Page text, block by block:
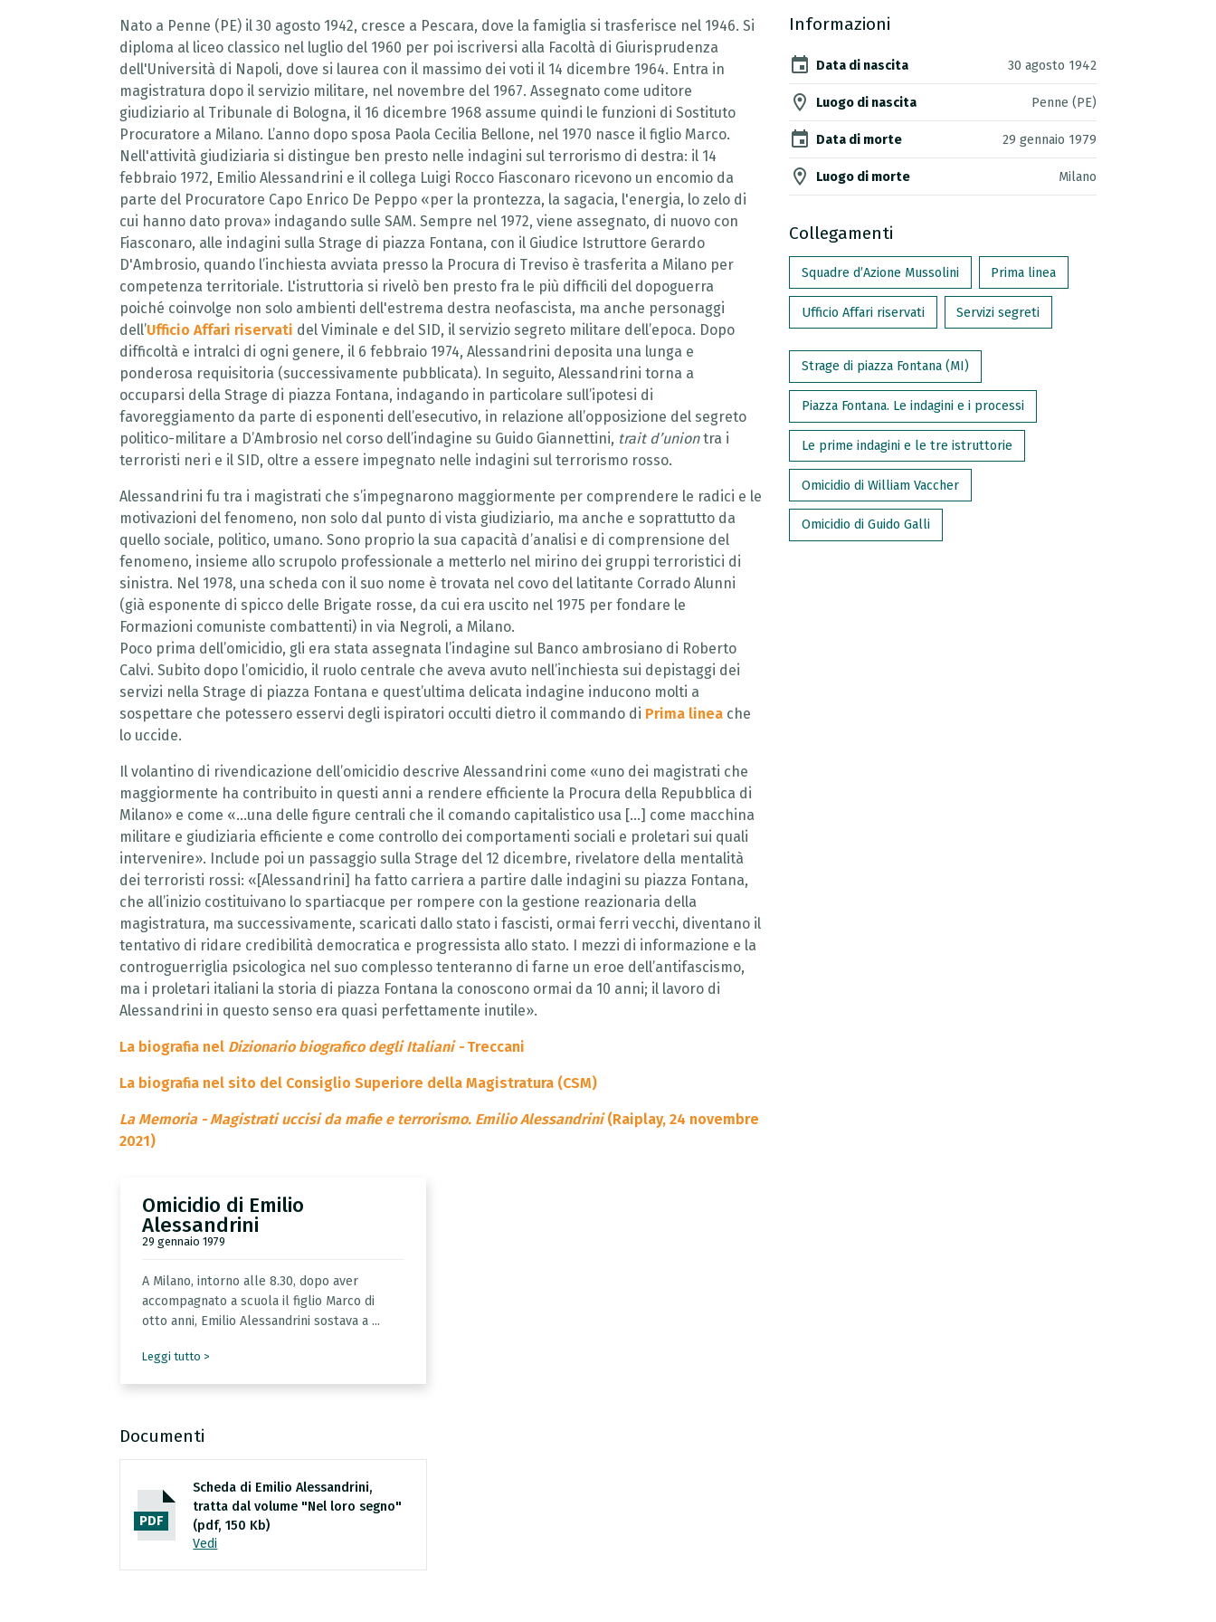
Nato a Penne (PE) il 30 agosto 1942, cresce a Pescara, dove la famiglia si trasferisce nel 1946. Si
diploma al liceo classico nel luglio del 1960 per poi iscriversi alla Facoltà di Giurisprudenza
dell'Università di Napoli, dove si laurea con il massimo dei voti il 14 dicembre 1964. Entra in
magistratura dopo il servizio militare, nel novembre del 1967. Assegnato come uditore
giudiziario al Tribunale di Bologna, il 16 dicembre 1968 assume quindi le funzioni di Sostituto
Procuratore a Milano. L’anno dopo sposa Paola Cecilia Bellone, nel 1970 nasce il figlio Marco.
Nell'attività giudiziaria si distingue ben presto nelle indagini sul terrorismo di destra: il 14
febbraio 1972, Emilio Alessandrini e il collega Luigi Rocco Fiasconaro ricevono un encomio da
parte del Procuratore Capo Enrico De Peppo «per la prontezza, la sagacia, l'energia, lo zelo di
cui hanno dato prova» indagando sulle SAM. Sempre nel 1972, viene assegnato, di nuovo con
Fiasconaro, alle indagini sulla Strage di piazza Fontana, con il Giudice Istruttore Gerardo
D'Ambrosio, quando l’inchiesta avviata presso la Procura di Treviso è trasferita a Milano per
competenza territoriale. L'istruttoria si rivelò ben presto fra le più difficili del dopoguerra
poiché coinvolge non solo ambienti dell'estrema destra neofascista, ma anche personaggi
dell’Ufficio Affari riservati del Viminale e del SID, il servizio segreto militare dell’epoca. Dopo
difficoltà e intralci di ogni genere, il 6 febbraio 1974, Alessandrini deposita una lunga e
ponderosa requisitoria (successivamente pubblicata). In seguito, Alessandrini torna a
occuparsi della Strage di piazza Fontana, indagando in particolare sull’ipotesi di
favoreggiamento da parte di esponenti dell’esecutivo, in relazione all’opposizione del segreto
politico-militare a D’Ambrosio nel corso dell’indagine su Guido Giannettini, trait d’uniontra i
terroristi neri e il SID, oltre a essere impegnato nelle indagini sul terrorismo rosso.
Alessandrini fu tra i magistrati che s’impegnarono maggiormente per comprendere le radici e le
motivazioni del fenomeno, non solo dal punto di vista giudiziario, ma anche e soprattutto da
quello sociale, politico, umano. Sono proprio la sua capacità d’analisi e di comprensione del
fenomeno, insieme allo scrupolo professionale a metterlo nel mirino dei gruppi terroristici di
sinistra. Nel 1978, una scheda con il suo nome è trovata nel covo del latitante Corrado Alunni
(già esponente di spicco delle Brigate rosse, da cui era uscito nel 1975 per fondare le
Formazioni comuniste combattenti) in via Negroli, a Milano.
Poco prima dell’omicidio, gli era stata assegnata l’indagine sul Banco ambrosiano di Roberto
Calvi. Subito dopo l’omicidio, il ruolo centrale che aveva avuto nell’inchiesta sui depistaggi dei
servizi nella Strage di piazza Fontana e quest’ultima delicata indagine inducono molti a
sospettare che potessero esservi degli ispiratori occulti dietro il commando di Prima linea che
lo uccide.
Il volantino di rivendicazione dell’omicidio descrive Alessandrini come «uno dei magistrati che
maggiormente ha contribuito in questi anni a rendere efficiente la Procura della Repubblica di
Milano» e come «...una delle figure centrali che il comando capitalistico usa [...] come macchina
militare e giudiziaria efficiente e come controllo dei comportamenti sociali e proletari sui quali
intervenire». Include poi un passaggio sulla Strage del 12 dicembre, rivelatore della mentalità
dei terroristi rossi: «[Alessandrini] ha fatto carriera a partire dalle indagini su piazza Fontana,
che all’inizio costituivano lo spartiacque per rompere con la gestione reazionaria della
magistratura, ma successivamente, scaricati dallo stato i fascisti, ormai ferri vecchi, diventano il
tentativo di ridare credibilità democratica e progressista allo stato. I mezzi di informazione e la
controguerriglia psicologica nel suo complesso tenteranno di farne un eroe dell’antifascismo,
ma i proletari italiani la storia di piazza Fontana la conoscono ormai da 10 anni; il lavoro di
Alessandrini in questo senso era quasi perfettamente inutile».
La biografia nel Dizionario biografico degli Italiani - Treccani
La biografia nel sito del Consiglio Superiore della Magistratura (CSM)
La Memoria - Magistrati uccisi da mafie e terrorismo. Emilio Alessandrini(Raiplay, 24 novembre
2021)
Omicidio di Emilio
Alessandrini
29 gennaio 1979
A Milano, intorno alle 8.30, dopo aver
accompagnato a scuola il figlio Marco di
otto anni, Emilio Alessandrini sostava a ...
Leggi tutto >
Documenti
PDF
Scheda di Emilio Alessandrini,
tratta dal volume "Nel loro segno"
(pdf, 150 Kb)
Vedi
Informazioni
event Data di nascita 30 agosto 1942
location_on Luogo di nascita Penne (PE)
event Data di morte 29 gennaio 1979
location_on Luogo di morte Milano
Collegamenti
Squadre d’Azione Mussolini Prima linea
Ufficio Affari riservati Servizi segreti
Strage di piazza Fontana (MI)
Piazza Fontana. Le indagini e i processi
Le prime indagini e le tre istruttorie
Omicidio di William Vaccher
Omicidio di Guido Galli